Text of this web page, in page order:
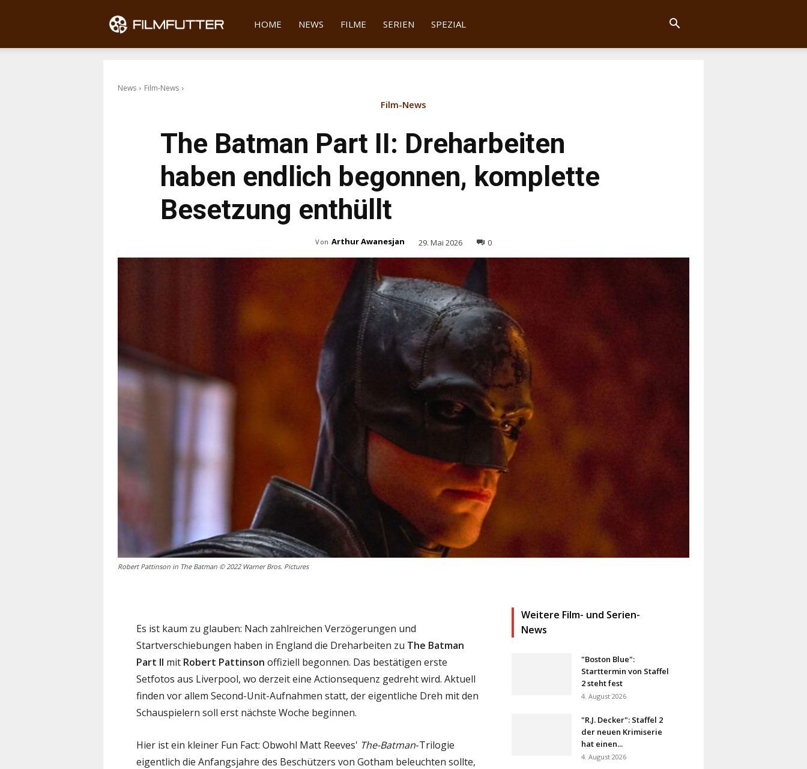
Filmfutter
HOME NEWS FILME SERIEN SPEZIAL
News Film-News
Film-News
The Batman Part II: Dreharbeiten
haben endlich begonnen, komplette
Besetzung enthüllt
Von Arthur Awanesjan 29. Mai 2026 0
Robert Pattinson in The Batman © 2022 Warner Bros. Pictures
Es ist kaum zu glauben: Nach zahlreichen Verzögerungen und
Startverschiebungen haben in England die Dreharbeiten zu The Batman
Part II mit Robert Pattinson offiziell begonnen. Das bestätigen erste
Setfotos aus Liverpool, wo derzeit eine Actionsequenz gedreht wird. Aktuell
finden vor allem Second-Unit-Aufnahmen statt, der eigentliche Dreh mit den
Schauspielern soll erst nächste Woche beginnen.
Hier ist ein kleiner Fun Fact: Obwohl Matt Reeves' The-Batman-Trilogie
eigentlich die Anfangsjahre des Beschützers von Gotham beleuchten sollte,
Weitere Film- und Serien-
News
"Boston Blue":
Starttermin von Staffel
2 steht fest
4. August 2026
"R.J. Decker": Staffel 2
der neuen Krimiserie
hat einen...
4. August 2026